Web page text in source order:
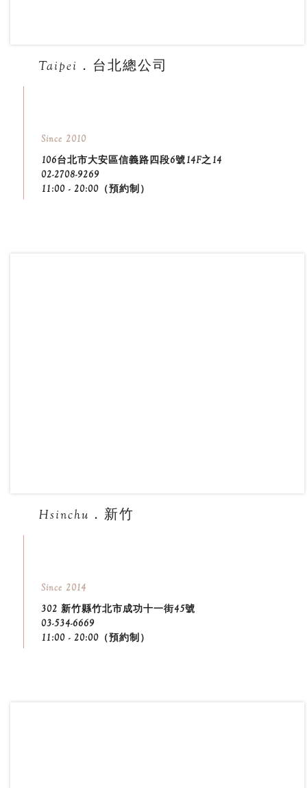
Taipei．台北總公司
Since 2010
106台北市大安區信義路四段6號14F之14
02-2708-9269
11:00 - 20:00（預約制）
Hsinchu．新竹
Since 2014
302 新竹縣竹北市成功十一街45號
03-534-6669
11:00 - 20:00（預約制）